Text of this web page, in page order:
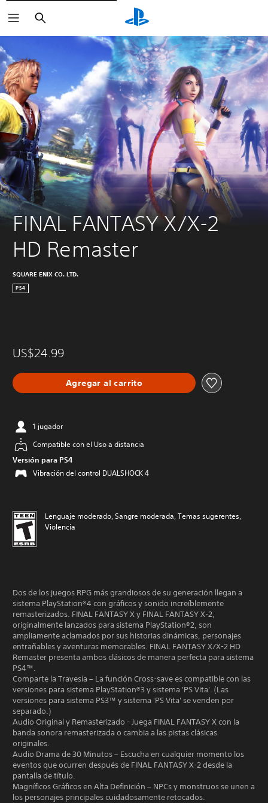
Buscar
FINAL FANTASY X/X-2
HD Remaster
SQUARE ENIX CO. LTD.
PS4
US$24.99
Agregar al carrito
1 jugador
Compatible con el Uso a distancia
Versión para PS4
Vibración del control DUALSHOCK 4
Lenguaje moderado, Sangre moderada, Temas sugerentes,
Violencia
Dos de los juegos RPG más grandiosos de su generación llegan a
sistema PlayStation®4 con gráficos y sonido increíblemente
remasterizados. FINAL FANTASY X y FINAL FANTASY X-2,
originalmente lanzados para sistema PlayStation®2, son
ampliamente aclamados por sus historias dinámicas, personajes
entrañables y aventuras memorables. FINAL FANTASY X/X-2 HD
Remaster presenta ambos clásicos de manera perfecta para sistema
PS4™.
Comparte la Travesía – La función Cross-save es compatible con las
versiones para sistema PlayStation®3 y sistema 'PS Vita'. (Las
versiones para sistema PS3™ y sistema 'PS Vita' se venden por
separado.)
Audio Original y Remasterizado - Juega FINAL FANTASY X con la
banda sonora remasterizada o cambia a las pistas clásicas
originales.
Audio Drama de 30 Minutos – Escucha en cualquier momento los
eventos que ocurren después de FINAL FANTASY X-2 desde la
pantalla de título.
Magníficos Gráficos en Alta Definición – NPCs y monstruos se unen a
los personajes principales cuidadosamente retocados.